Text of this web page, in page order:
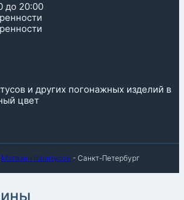
до 20:00
и других погонажных изделий в
цвет
Магазин плинтусов - Санкт-Петербург